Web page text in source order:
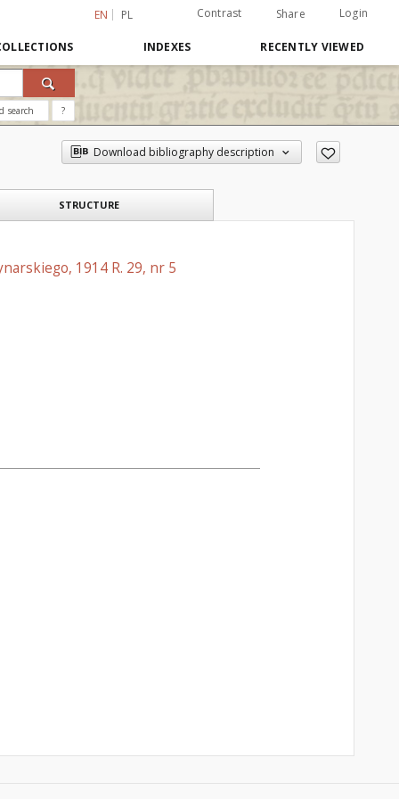
EN PL Contrast Share Login
INDEXES RECENTLY VIEWED
search ?
Download bibliography description
STRUCTURE
1914 R. 29, nr 5